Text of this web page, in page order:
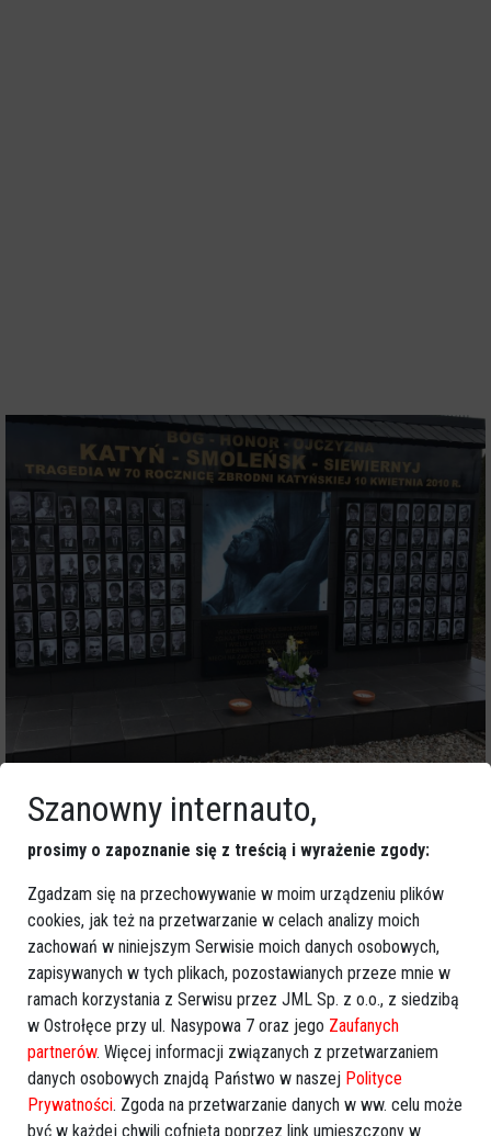
Szanowny internauto,
prosimy o zapoznanie się z treścią i wyrażenie zgody:
Zgadzam się na przechowywanie w moim urządzeniu plików
cookies, jak też na przetwarzanie w celach analizy moich
zachowań w niniejszym Serwisie moich danych osobowych,
zapisywanych w tych plikach, pozostawianych przeze mnie w
ramach korzystania z Serwisu przez JML Sp. z o.o., z siedzibą
w Ostrołęce przy ul. Nasypowa 7 oraz jego Zaufanych
partnerów. Więcej informacji związanych z przetwarzaniem
danych osobowych znajdą Państwo w naszej Polityce
Prywatności. Zgoda na przetwarzanie danych w ww. celu może
być w każdej chwili cofnięta poprzez link umieszczony w